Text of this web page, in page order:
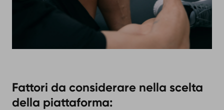
Fattori da considerare nella scelta
della piattaforma: